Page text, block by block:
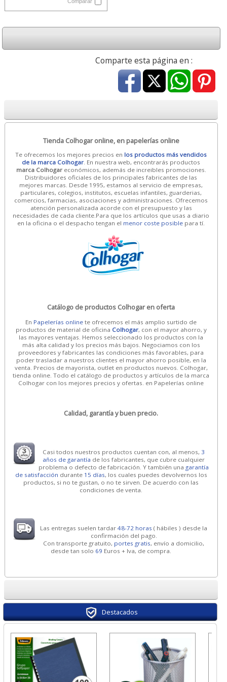
Comparte esta página en :
Tienda Colhogar online, en papelerías online
Te ofrecemos los mejores precios en los productos más vendidos
de la marca Colhogar. En nuestra web, encontrarás productos
marca Colhogareconómicos, además de increibles promociones.
Distribuidores oficiales de los principales fabricantes de las
mejores marcas. Desde 1995, estamos al servicio de empresas,
particulares, colegios, institutos, escuelas infantiles, guarderias,
comercios, farmacias, asociaciones y administraciones. Ofrecemos
atención personalizada acorde con el presupuesto y las
necesidades de cada cliente.Para que los artículos que usas a diario
en la oficina o el despacho tengan el menor coste posible para tí.
Catálogo de productos Colhogar en oferta
En Papelerías online te ofrecemos el más amplio surtido de
productos de material de oficina Colhogar, con el mayor ahorro, y
las mayores ventajas. Hemos seleccionado los productos con la
más alta calidad y los precios más bajos. Negociamos con los
proveedores y fabricantes las condiciones más favorables, para
poder trasladar a nuestros clientes el mayor ahorro posible, en la
venta. Precios de mayorista, outlet en productos nuevos. Colhogar,
tienda online. Todo el catálogo de productos y artículos de la marca
Colhogar con los mejores precios y ofertas. en Papelerías online
Calidad, garantía y buen precio.
Casi todos nuestros productos cuentan con, al menos,3
años de garantía de los fabricantes, que cubre cualquier
problema o defecto de fabricación. Y también una garantía
de satisfacción durante 15 días, los cuales puedes devolvernos los
productos, si no te gustan, o no te sirven. De acuerdo con las
condiciones de venta.
Las entregas suelen tardar48-72 horas ( hábiles ) desde la
confirmación del pago.
Con transporte gratuito, portes gratis, envío a domicilio,
desde tan solo 69 Euros + Iva, de compra.
Destacados